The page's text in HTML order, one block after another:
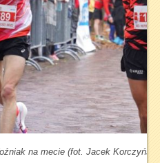
na mecie (fot. Jacek